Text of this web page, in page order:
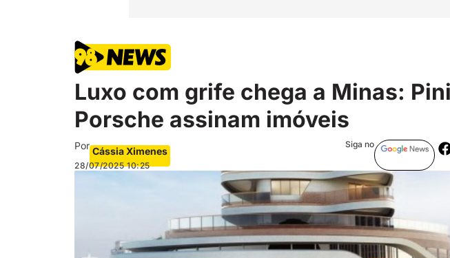
Luxo com grife chega a Minas:
Porsche assinam imóveis
Por Cássia Ximenes
28/07/2025 10:25
Siga no